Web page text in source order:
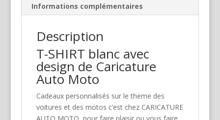
Informations complémentaires
Description
T-SHIRT blanc avec
design de Caricature
Auto Moto
Cadeaux personnalisés sur le theme des
voitures et des motos c’est chez CARICATURE